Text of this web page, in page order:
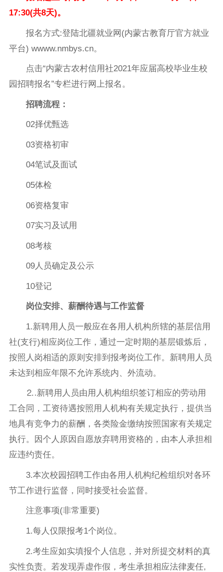
17:30(共8天)。
报名方式:登陆北疆就业网(内蒙古教育厅官方就业
平台) wwww.nmbys.cn。
点击“内蒙古农村信用社2021年应届高校毕业生校
园招聘报名”专栏进行网上报名。
招聘流程：
02择优甄选
03资格初审
04笔试及面试
05体检
06资格复审
07实习及试用
08考核
09人员确定及公示
10登记
岗位安排、薪酬待遇与工作监督
1.新聘用人员一般应在各用人机构所辖的基层信用
社(支行)相应岗位工作，通过一定时期的基层锻炼后，
按照人岗相适的原则安排到报考岗位工作。新聘用人员
未达到相应年限不允许系统内、外流动。
⒉.新聘用人员由用人机构组织签订相应的劳动用
工合同，工资待遇按照用人机构有关规定执行，提供当
地具有竞争力的薪酬，各类险金缴纳按照国家有关规定
执行。因个人原因自愿放弃聘用资格的，由本人承担相
应违约责任。
3.本次校园招聘工作由各用人机构纪检组织对各环
节工作进行监督，同时接受社会监督。
注意事项(非常重要)
1.每人仅限报考1个岗位。
2.考生应如实填报个人信息，并对所提交材料的真
实性负责。若发现弄虚作假，考生承担相应法律麦任,